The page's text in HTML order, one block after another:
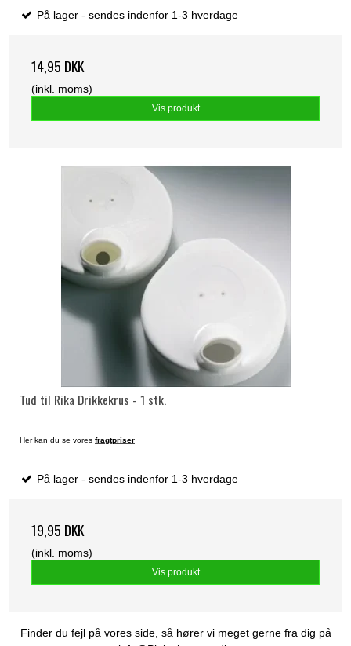
På lager - sendes indenfor 1-3 hverdage
14,95 DKK
(inkl. moms)
Vis produkt
Tud til Rika Drikkekrus - 1 stk.
Her kan du se vores fragtpriser
På lager - sendes indenfor 1-3 hverdage
19,95 DKK
(inkl. moms)
Vis produkt
Finder du fejl på vores side, så hører vi meget gerne fra dig på